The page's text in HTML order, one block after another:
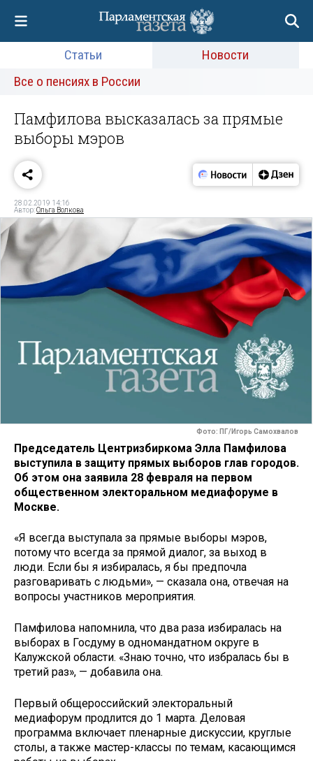
Статьи
Новости
Все о пенсиях в России
Памфилова высказалась за прямые
выборы мэров
28.02.2019 14:16
Автор:Ольга Волкова
Фото: ПГ/Игорь Самохвалов
Председатель Центризбиркома Элла Памфилова
выступила в защиту прямых выборов глав городов.
Об этом она заявила 28 февраля на первом
общественном электоральном медиафоруме в
Москве.
«Я всегда выступала за прямые выборы мэров,
потому что всегда за прямой диалог, за выход в
люди. Если бы я избиралась, я бы предпочла
разговаривать с людьми», — сказала она, отвечая на
вопросы участников мероприятия.
Памфилова напомнила, что два раза избиралась на
выборах в Госдуму в одномандатном округе в
Калужской области. «Знаю точно, что избралась бы в
третий раз», — добавила она.
Первый общероссийский электоральный
медиафорум продлится до 1 марта. Деловая
программа включает пленарные дискуссии, круглые
столы, а также мастер-классы по темам, касающимся